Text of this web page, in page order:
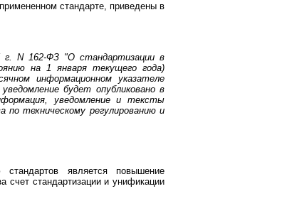
стандарте, приведены в
г. N 162-ФЗ "О стандартизации в
на 1 января текущего года)
информационном указателе
будет опубликовано в
уведомление и тексты
техническому регулированию и
является повышение
счет стандартизации и унификации